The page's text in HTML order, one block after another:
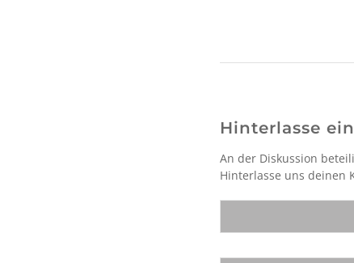
Hinterlasse
An der Diskussion
Hinterlasse uns deinen